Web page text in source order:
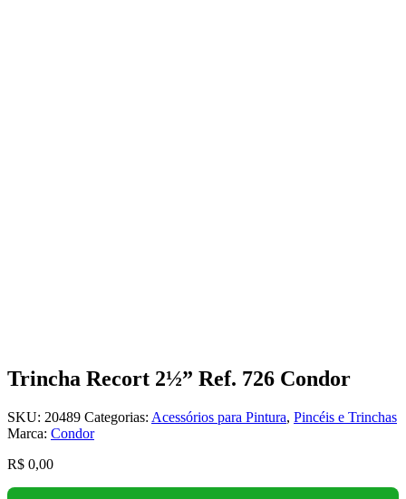
Trincha Recort 2½” Ref. 726 Condor
SKU: 20489 Categorias: Acessórios para Pintura, Pincéis e Trinchas
Marca: Condor
R$ 0,00